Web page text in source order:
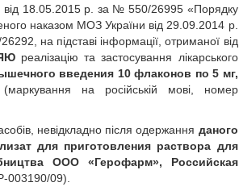
від 18.05.2015 р. за № 550/26995 «Порядку
наказом МОЗ України від 29.09.2014 р.
на підставі інформації, отриманої від
реалізацію та застосування лікарського
введения 10 флаконов по 5 мг,
(маркування на російській мові, номер
невідкладно після одержання даного
для приготовления раствора для
ООО «Герофарм», Российская
003190/09).